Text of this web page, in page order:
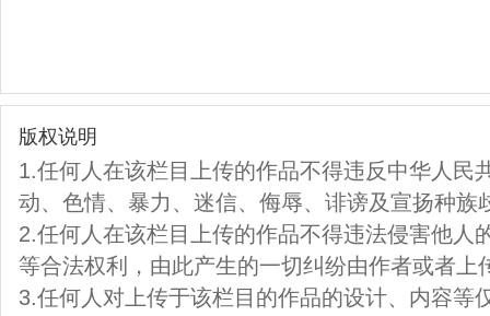
版权说明
1.任何人在该栏目上传的作品不得违反中华人民
动、色情、暴力、迷信、侮辱、诽谤及宣扬种族
2.任何人在该栏目上传的作品不得违法侵害他人
等合法权利，由此产生的一切纠纷由作者或者上
3.任何人对上传于该栏目的作品的设计、内容等